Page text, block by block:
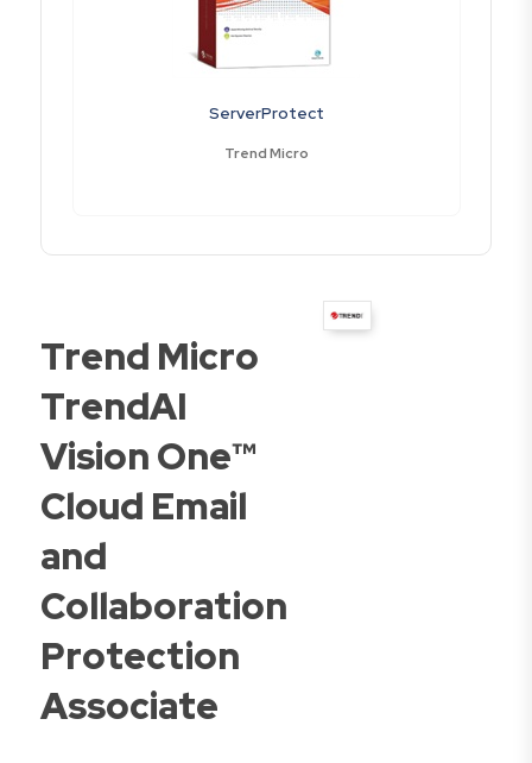
Trend Micro
TrendAI
Vision One™
Cloud Email
and
Collaboration
Protection
Associate
ServerProtect
Trend Micro